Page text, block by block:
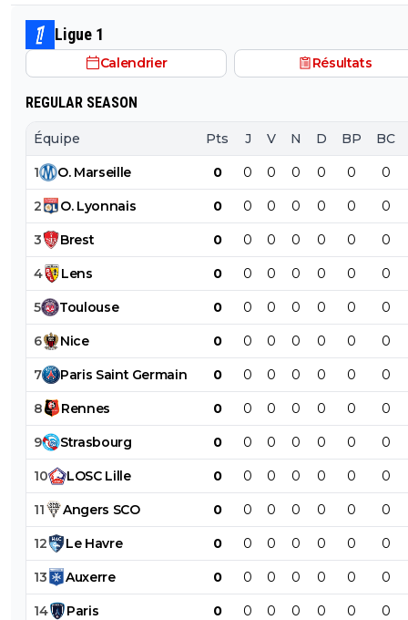
Ligue 1
Calendrier Résultats
REGULAR SEASON
Équipe Pts J V N D BP BC
1 O. Marseille 0 0 0 0 0 0 0
2 O. Lyonnais 0 0 0 0 0 0 0
3 Brest 0 0 0 0 0 0 0
4 Lens 0 0 0 0 0 0 0
5 Toulouse 0 0 0 0 0 0 0
6 Nice 0 0 0 0 0 0 0
7 Paris Saint Germain 0 0 0 0 0 0 0
8 Rennes 0 0 0 0 0 0 0
9 Strasbourg 0 0 0 0 0 0 0
10 LOSC Lille 0 0 0 0 0 0 0
11 Angers SCO 0 0 0 0 0 0 0
12 Le Havre 0 0 0 0 0 0 0
13 Auxerre 0 0 0 0 0 0 0
14 Paris 0 0 0 0 0 0 0